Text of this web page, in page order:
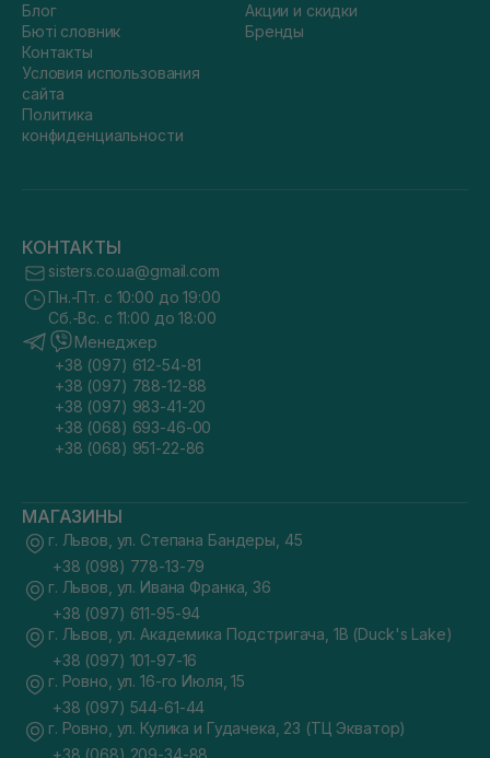
Блог
Бюті словник
Контакты
Условия использования
сайта
Политика
конфиденциальности
Акции и скидки
Бренды
КОНТАКТЫ
sisters.co.ua@gmail.com
Пн.-Пт. с 10:00 до 19:00
Сб.-Вс. с 11:00 до 18:00
Менеджер
+38 (097) 612-54-81
+38 (097) 788-12-88
+38 (097) 983-41-20
+38 (068) 693-46-00
+38 (068) 951-22-86
МАГАЗИНЫ
г. Львов, ул. Степана Бандеры, 45
+38 (098) 778-13-79
г. Львов, ул. Ивана Франка, 36
+38 (097) 611-95-94
г. Львов, ул. Академика Подстригача, 1В (Duck's Lake)
+38 (097) 101-97-16
г. Ровно, ул. 16-го Июля, 15
+38 (097) 544-61-44
г. Ровно, ул. Кулика и Гудачека, 23 (ТЦ Экватор)
+38 (068) 209-34-88